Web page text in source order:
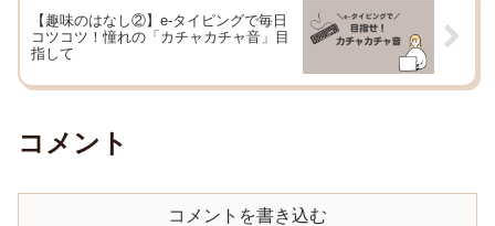
【趣味のはなし②】e-タイピングで毎日
コツコツ！憧れの「カチャカチャ音」目
指して
コメント
コメントを書き込む